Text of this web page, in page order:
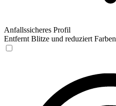
Anfallssicheres Profil
Entfernt Blitze und reduziert Farben